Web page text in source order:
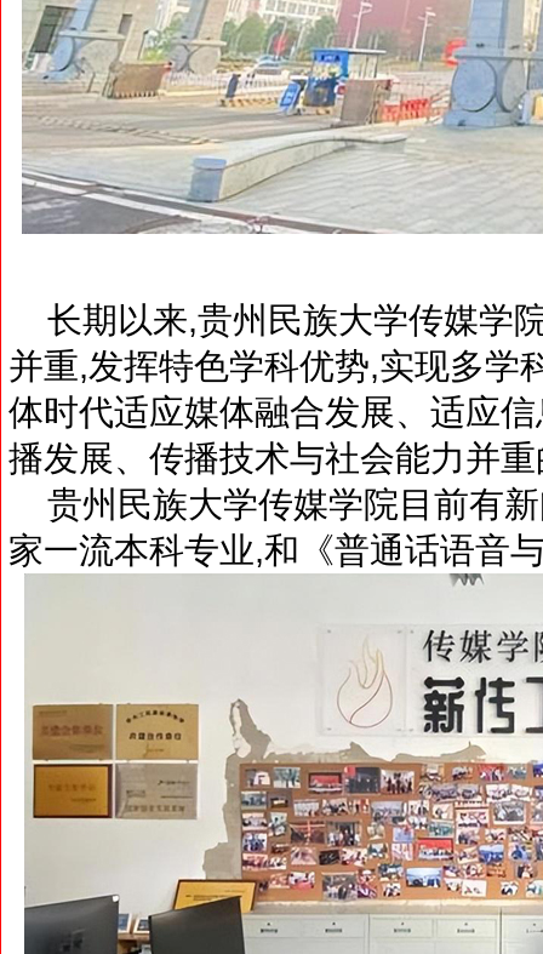
长期以来,贵州民族大学传媒学
并重,发挥特色学科优势,实现多学
体时代适应媒体融合发展、适应
播发展、传播技术与社会能力并
贵州民族大学传媒学院目前有
家一流本科专业,和《普通话语音